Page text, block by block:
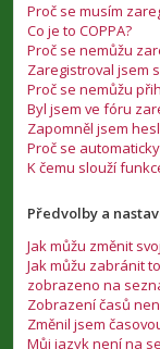
Proč se musím
Co je to COPPA?
Proč se nemůžu
Zaregistroval jsem
Proč se nemůžu
Byl jsem ve fóru
Zapomněl jsem
Proč se
K čemu slouží
Předvolby a
Jak můžu změnit
Jak můžu zabránit
zobrazeno na
Zobrazení časů
Změnil jsem
Můj jazyk není na